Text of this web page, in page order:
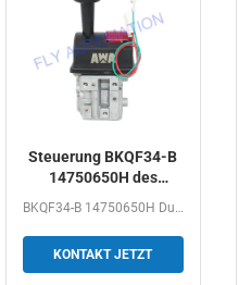
Steuerung BKQF34-B
14750650H des
Gummigriff-Ventil-M6
BKQF34-B 14750650H Dump Truck Rubber Handle Valve M6...
KONTAKT JETZT